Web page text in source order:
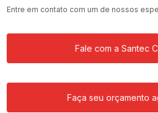
Entre em contato com um de nossos
Fale com a Santec
Faça seu orçamento